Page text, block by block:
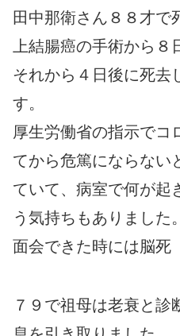
田中那衛さん８８才で
上結腸癌の手術から８
それから４日後に死去
す。
厚生労働省の指示でコ
てから危篤にならない
ていて、病室で何が起
う気持ちもありました。
面会できた時には脳死
７９で祖母は老衰と診